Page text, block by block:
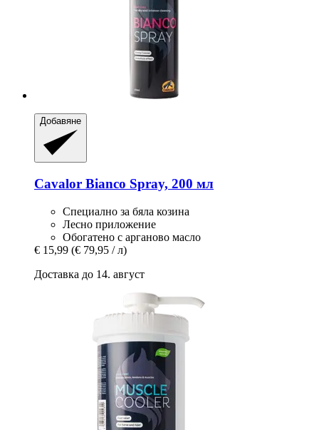
Добавяне
Cavalor Bianco Spray, 200 мл
Специално за бяла козина
Лесно приложение
Обогатено с арганово масло
€ 15,99 (€ 79,95 / л)
Доставка до 14. август